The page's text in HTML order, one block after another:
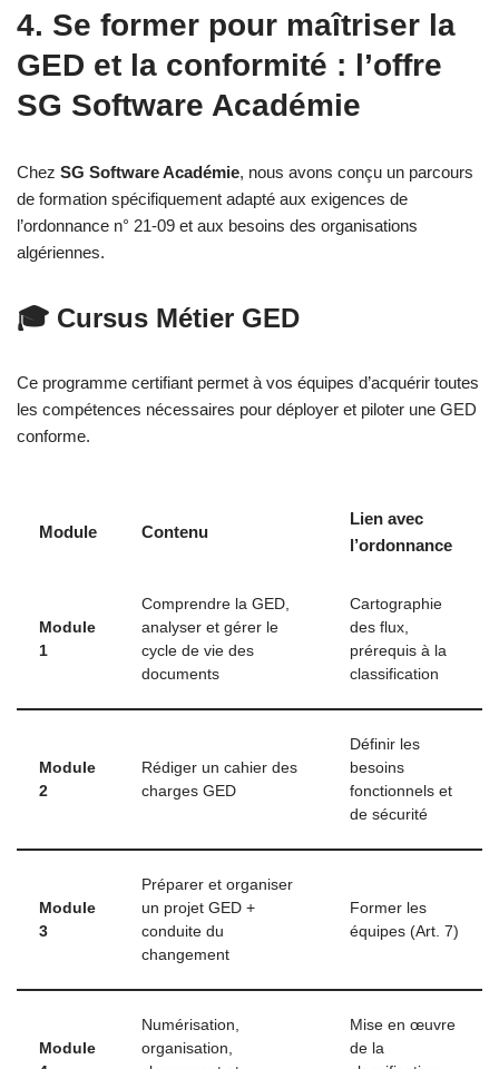
4. Se former pour maîtriser la
GED et la conformité : l’offre
SG Software Académie
Chez SG Software Académie, nous avons conçu un parcours
de formation spécifiquement adapté aux exigences de
l’ordonnance n° 21-09 et aux besoins des organisations
algériennes.
🎓 Cursus Métier GED
Ce programme certifiant permet à vos équipes d’acquérir toutes
les compétences nécessaires pour déployer et piloter une GED
conforme.
Module Contenu
Lien avec
l’ordonnance
Module
1
Comprendre la GED,
analyser et gérer le
cycle de vie des
documents
Cartographie
des flux,
prérequis à la
classification
Module
2
Rédiger un cahier des
charges GED
Définir les
besoins
fonctionnels et
de sécurité
Module
3
Préparer et organiser
un projet GED +
conduite du
changement
Former les
équipes (Art. 7)
Module
Numérisation,
organisation,
Mise en œuvre
de la